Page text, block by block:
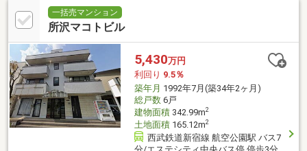
一括売マンション
所沢マコトビル
5,430万円
利回り 9.5％
築年月 1992年7月(築34年2ヶ月)
総戸数6戸
建物面積342.99m2
土地面積165.12m2
西武鉄道新宿線 航空公園駅 バス7